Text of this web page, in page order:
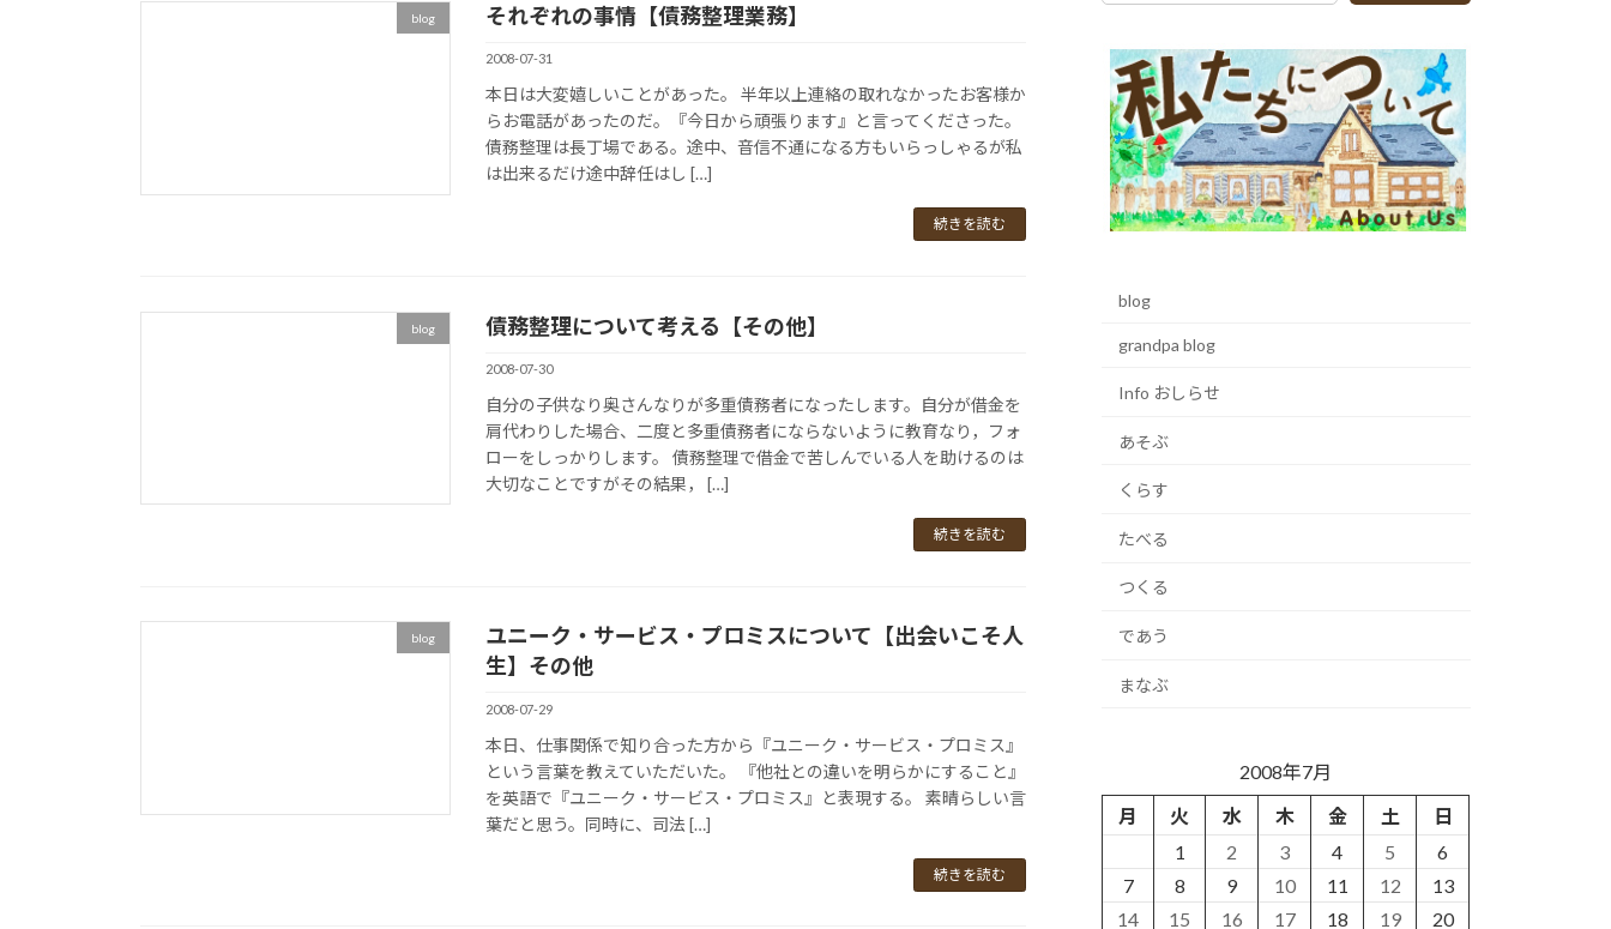
blog それぞれの事情【債務整理業務】
2008-07-31
本日は大変嬉しいことがあった。 半年以上連絡の取れなかったお客様か
らお電話があったのだ。『今日から頑張ります』と言ってくださった。
債務整理は長丁場である。途中、音信不通になる方もいらっしゃるが私
は出来るだけ途中辞任はし […]
続きを読む
blog 債務整理について考える【その他】
2008-07-30
自分の子供なり奥さんなりが多重債務者になったします。自分が借金を
肩代わりした場合、二度と多重債務者にならないように教育なり，フォ
ローをしっかりします。 債務整理で借金で苦しんでいる人を助けるのは
大切なことですがその結果， […]
続きを読む
blog
ユニーク・サービス・プロミスについて【出会いこそ人
生】その他
2008-07-29
本日、仕事関係で知り合った方から『ユニーク・サービス・プロミス』
という言葉を教えていただいた。 『他社との違いを明らかにすること』
を英語で『ユニーク・サービス・プロミス』と表現する。 素晴らしい言
葉だと思う。同時に、司法 […]
続きを読む
blog
grandpa blog
Info おしらせ
あそぶ
くらす
たべる
つくる
であう
まなぶ
2008年7月
月
火 水 木 金 土
日
1
2 3 4 5
6
7
8 9 10 11 12
13
14
15 16 17 18 19
20